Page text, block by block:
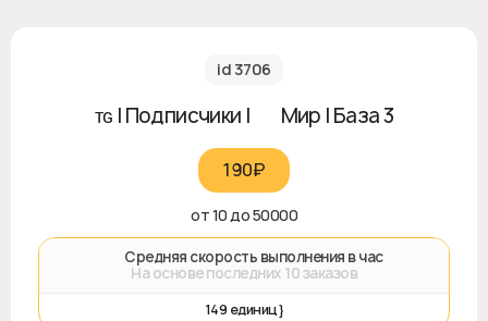
id 3706
ᴛɢ | Подписчики | 🌏 Мир | База 3
190₽‎
от 10 до 50000
🚀 Средняя скорость выполнения в час
На основе последних 10 заказов
149 единиц}